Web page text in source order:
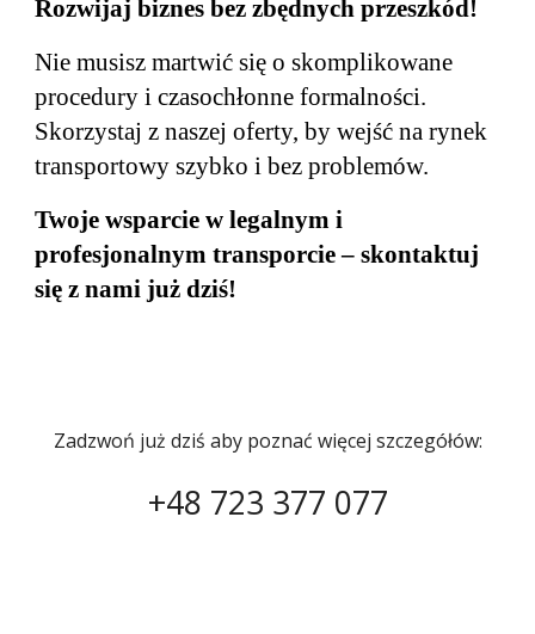
Rozwijaj biznes bez zbędnych przeszkód!
Nie musisz martwić się o skomplikowane
procedury i czasochłonne formalności.
Skorzystaj z naszej oferty, by wejść na rynek
transportowy szybko i bez problemów.
Twoje wsparcie w legalnym i
profesjonalnym transporcie – skontaktuj
się z nami już dziś!
Zadzwoń już dziś aby poznać więcej szczegółów:
+48 723 377 077